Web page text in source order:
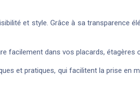
et style. Grâce à sa transparence
facilement dans vos placards, étagères
et pratiques, qui facilitent la prise en